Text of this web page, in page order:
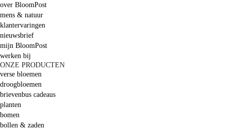
over BloomPost
mens & natuur
klantervaringen
nieuwsbrief
mijn BloomPost
werken bij
ONZE PRODUCTEN
verse bloemen
droogbloemen
brievenbus cadeaus
planten
bomen
bollen & zaden